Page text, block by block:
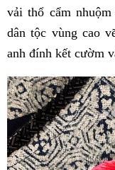
vải thổ cẩm
dân tộc vùng cao
anh đính kết cườm